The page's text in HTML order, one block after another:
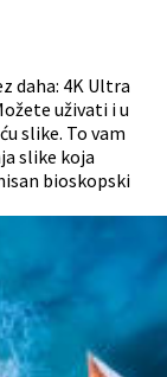
daha: 4K Ultra
uživati i u
slike. To vam
slike koja
bioskopski